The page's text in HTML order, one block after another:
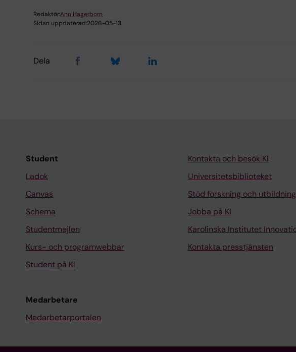
Redaktör:Ann Hagerborn
Sidan uppdaterad:2026-05-13
Dela
Student
Ladok
Canvas
Schema
Studentmejlen
Kurs- och programwebbar
Student på KI
Medarbetare
Medarbetarportalen
Kontakta och besök KI
Universitetsbiblioteket
Stöd forskning och utbildning
Jobba på KI
Karolinska Institutet
Kontakta presstjänsten